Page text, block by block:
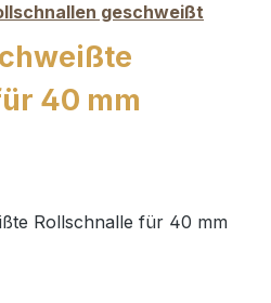
geschweißt
40 mm